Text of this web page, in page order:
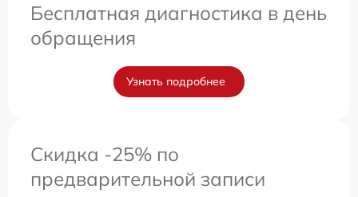
Бесплатная диагностика в день
обращения
Узнать подробнее
Скидка -25% по
предварительной записи